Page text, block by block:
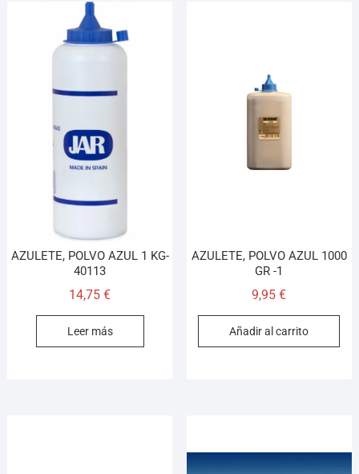
AZULETE, POLVO AZUL 1 KG-
40113
14,75€
Leer más
AZULETE, POLVO AZUL 1000
GR -1
9,95€
Añadir al carrito